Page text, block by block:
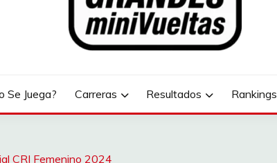
Se Juega? Carreras Resultados Rankings
CRI Femenino 2024